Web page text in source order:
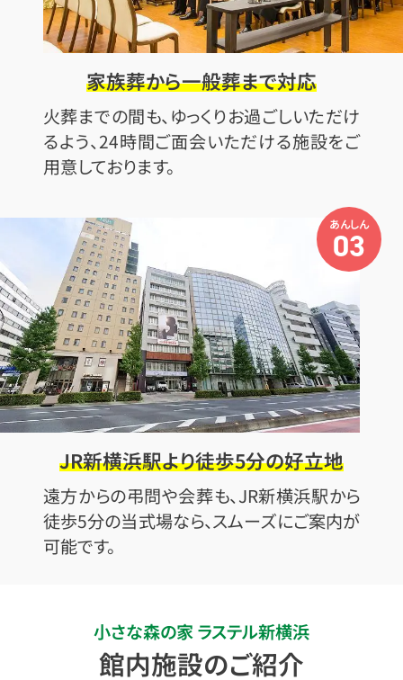
家族葬から一般葬まで対応
火葬までの間も、ゆっくりお過ごしいただけ
るよう、24時間ご面会いただける施設をご
用意しております。
あんしん
03
JR新横浜駅より徒歩5分の好立地
遠方からの弔問や会葬も、JR新横浜駅から
徒歩5分の当式場なら、スムーズにご案内が
可能です。
小さな森の家 ラステル新横浜
館内施設のご紹介